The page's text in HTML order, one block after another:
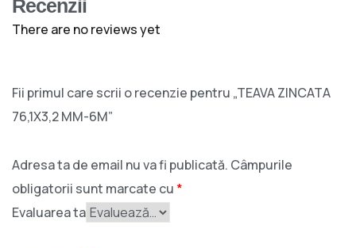
Recenzii
There are no reviews yet
Fii primul care scrii o recenzie pentru „TEAVA ZINCATA
76,1X3,2 MM-6M”
Adresa ta de email nu va fi publicată. Câmpurile
obligatorii sunt marcate cu *
Evaluarea ta